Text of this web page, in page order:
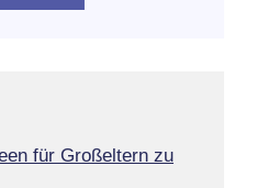
für Großeltern zu